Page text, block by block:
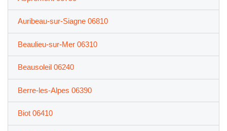
Auribeau-sur-Siagne 06810
Beaulieu-sur-Mer 06310
Beausoleil 06240
Berre-les-Alpes 06390
Biot 06410